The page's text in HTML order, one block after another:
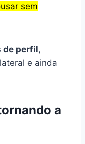
sem
de perfil,
e ainda
a